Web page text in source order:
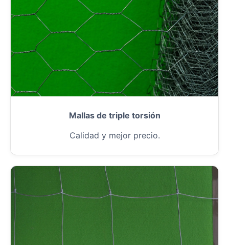
Mallas de triple torsión
Calidad y mejor precio.